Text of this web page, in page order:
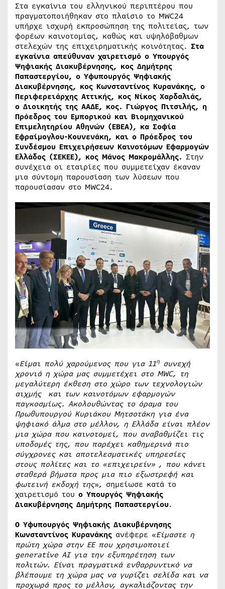
Στα εγκαίνια του ελληνικού περιπτέρου που
πραγματοποιήθηκαν στο πλαίσιο το MWC24
υπήρχε ισχυρή εκπροσώπηση της πολιτείας, των
φορέων καινοτομίας, καθώς και υψηλόβαθμων
στελεχών της επιχειρηματικής κοινότητας. Στα
εγκαίνια απεύθυναν χαιρετισμό ο Υπουργός
Ψηφιακής Διακυβέρνησης, κος Δημήτρης
Παπαστεργίου, ο Υφυπουργός Ψηφιακής
Διακυβέρνησης, κος Κωνσταντίνος Κυρανάκης, ο
Περιφερειάρχης Αττικής, κος Νίκος Χαρδαλιάς,
ο Διοικητής της ΑΑΔΕ, κος. Γιώργος Πιτσιλής, η
Πρόεδρος του Εμπορικού και Βιομηχανικού
Επιμελητηρίου Αθηνών (ΕΒΕΑ), κα Σοφία
Εφραίμογλου-Κουνενάκη, και ο Πρόεδρος του
Συνδέσμου Επιχειρήσεων Καινοτόμων Εφαρμογών
Ελλάδος (ΣΕΚΕΕ), κος Μάνος Μακρομάλλης. Στην
συνέχεια οι εταιρίες που συμμετείχαν έκαναν
μια σύντομη παρουσίαση των λύσεων που
παρουσίασαν στο MWC24.
«Είμαι πολύ χαρούμενος που για 11η συνεχή
χρονιά η χώρα μας συμμετέχει στο MWC, τη
μεγαλύτερη έκθεση στο χώρο των τεχνολογιών
αιχμής και των καινοτόμων εφαρμογών
παγκοσμίως. Ακολουθώντας το όραμα του
Πρωθυπουργού Κυριάκου Μητσοτάκη για ένα
ψηφιακό άλμα στο μέλλον, η Ελλάδα είναι πλέον
μια χώρα που καινοτομεί, που αναβαθμίζει τις
υποδομές της, που παρέχει καθημερινά πιο
σύγχρονες και αποτελεσματικές υπηρεσίες
στους πολίτες και το «επιχειρείν» , που κάνει
σταθερά βήματα προς μια πιο εξωστρεφή και
φωτεινή εκδοχή της», σημείωσε κατά το
χαιρετισμό του ο Υπουργός Ψηφιακής
Διακυβέρνησης Δημήτρης Παπαστεργίου.
Ο Υφυπουργός Ψηφιακής Διακυβέρνησης
Κωνσταντίνος Κυρανάκης ανέφερε «Είμαστε η
πρώτη χώρα στην ΕΕ που χρησιμοποιεί
generative AIγια την εξυπηρέτηση των
πολιτών. Είναι πραγματικά ενθαρρυντικό να
βλέπουμε τη χώρα μας να γυρίζει σελίδα και να
προχωρά προς το μέλλον, αγκαλιάζοντας την